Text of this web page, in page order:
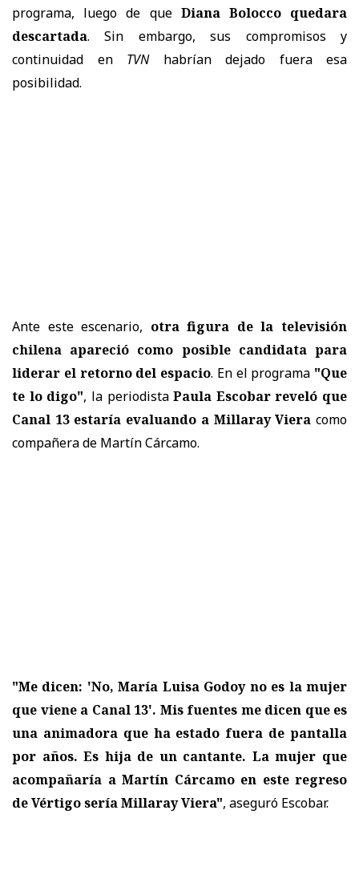
programa, luego de que Diana Bolocco quedara
descartada. Sin embargo, sus compromisos y
continuidad en TVNhabrían dejado fuera esa
posibilidad.
Ante este escenario, otra figura de la televisión
chilena apareció como posible candidata para
liderar el retorno del espacio. En el programa "Que
te lo digo", la periodistaPaula Escobar reveló que
Canal 13 estaría evaluando a Millaray Viera como
compañera de Martín Cárcamo.
"Me dicen: 'No, María Luisa Godoy no es la mujer
que viene a Canal 13'. Mis fuentes me dicen que es
una animadora que ha estado fuera de pantalla
por años. Es hija de un cantante. La mujer que
acompañaría a Martín Cárcamo en este regreso
de Vértigo sería Millaray Viera", aseguró Escobar.